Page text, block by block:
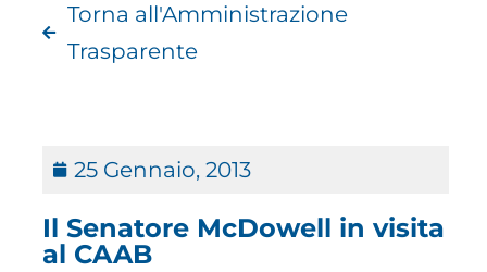
Torna all'Amministrazione
Trasparente
25 Gennaio, 2013
Il Senatore McDowell in visita
al CAAB